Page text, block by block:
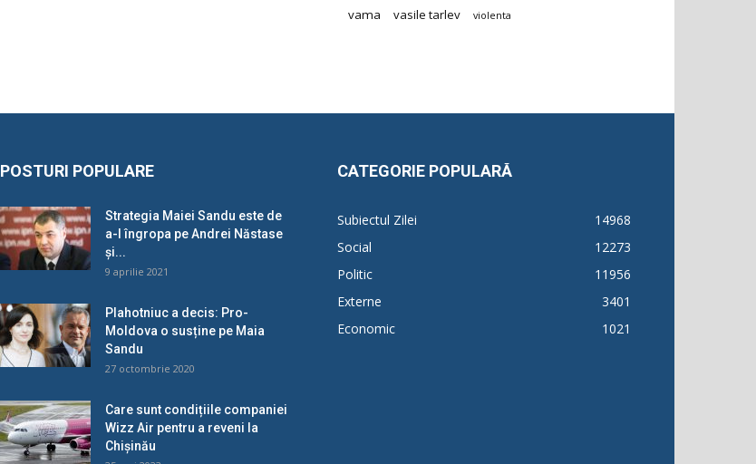
vama vasile tarlev violenta
POSTURI POPULARE
Strategia Maiei Sandu este de
a-l îngropa pe Andrei Năstase
și...
9 aprilie 2021
Plahotniuc a decis: Pro-
Moldova o susține pe Maia
Sandu
27 octombrie 2020
Care sunt condițiile companiei
Wizz Air pentru a reveni la
Chișinău
CATEGORIE POPULARĂ
Subiectul Zilei
14968
Social
12273
Politic
11956
Externe
3401
Economic
1021